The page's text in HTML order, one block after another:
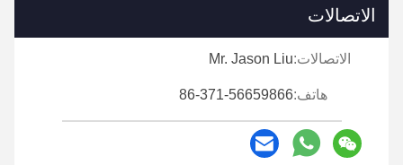
الاتصالات
الاتصالات:Mr. Jason Liu
هاتف:86-371-56659866